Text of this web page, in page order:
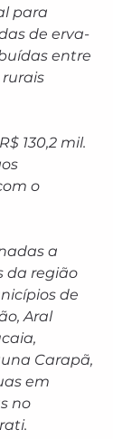
para
de erva-
entre
130,2 mil.
o
a
da região
de
Aral
Carapã,
em
no